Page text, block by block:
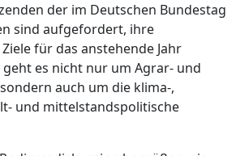
der im Deutschen Bundestag
sind aufgefordert, ihre
für das anstehende Jahr
es nicht nur um Agrar- und
auch um die klima-,
und mittelstandspolitische